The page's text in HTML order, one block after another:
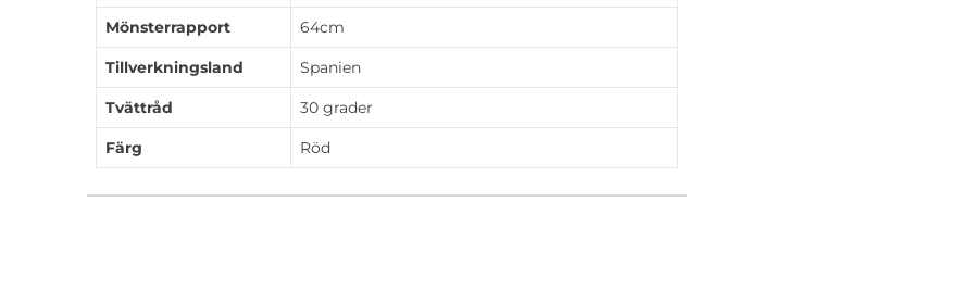
Mönsterrapport 64cm
Tillverkningsland Spanien
Tvättråd 30 grader
Färg Röd